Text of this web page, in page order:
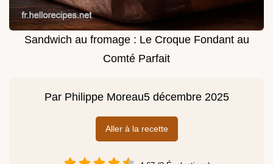
Sandwich au fromage : Le Croque Fondant au
Comté Parfait
Par Philippe Moreau5 décembre 2025
Aller à la recette